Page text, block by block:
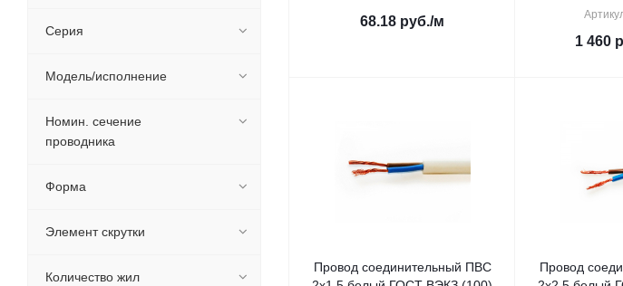
68.18 руб./м
1 460
Провод соединительный ПВС
Провод
Серия
Модель/исполнение
Номин. сечение
проводника
Форма
Элемент скрутки
Количество жил